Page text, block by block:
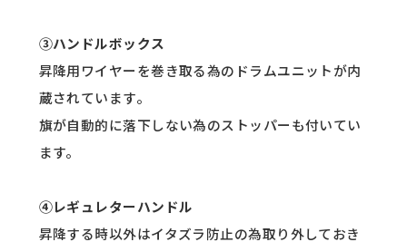
③ハンドルボックス
昇降用ワイヤーを巻き取る為のドラムユニットが内
蔵されています。
旗が自動的に落下しない為のストッパーも付いてい
ます。
④レギュレターハンドル
昇降する時以外はイタズラ防止の為取り外しておき